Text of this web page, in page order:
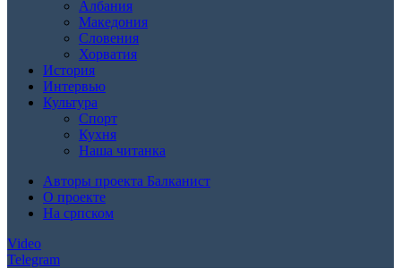
Албания
Македония
Словения
Хорватия
История
Интервью
Культура
Спорт
Кухня
Наша читанка
Авторы проекта Балканист
О проекте
На српском
Video
Telegram